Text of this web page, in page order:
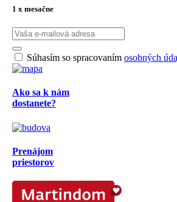
1 x mesačne
Súhasím so spracovaním osobných
Ako sa k nám
dostanete?
Prenájom
priestorov